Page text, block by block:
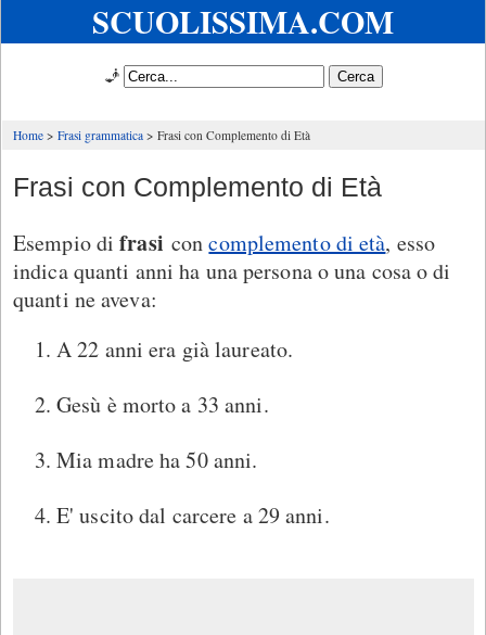
SCUOLISSIMA.COM
🧞
Home Frasi grammatica Frasi con Complemento di Età
Frasi con Complemento di Età
Esempio difrasi concomplemento di età, esso
indica quanti anni ha una persona o una cosa o di
quanti ne aveva:
A 22 anni era già laureato.
Gesù è morto a 33 anni.
Mia madre ha 50 anni.
E' uscito dal carcere a 29 anni.